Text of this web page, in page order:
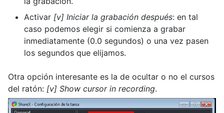
Activar [v] Iniciar la grabación después: en tal
caso podemos elegir si comienza a grabar
inmediatamente (0.0 segundos) o una vez pasen
los segundos que elijamos.
Otra opción interesante es la de ocultar o no el cursos
del ratón: [v] Show cursor in recording.